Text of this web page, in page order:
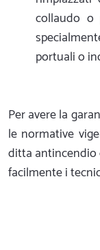
collaudo o
portuali o
Per avere la
le normative
ditta antincendio
facilmente i